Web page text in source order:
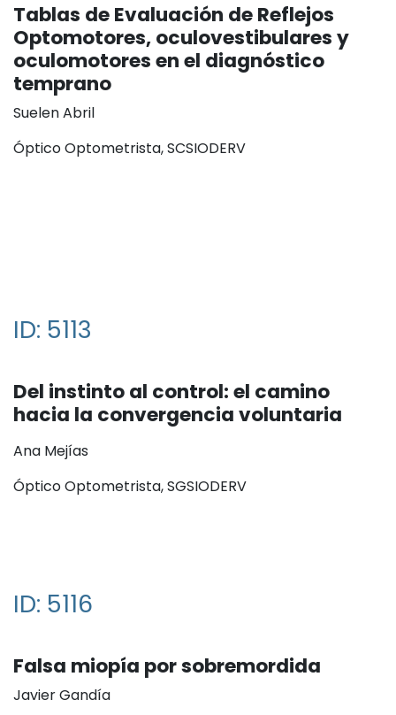
Tablas de Evaluación de Reflejos
Optomotores, oculovestibulares y
oculomotores en el diagnóstico
temprano
Suelen Abril
Óptico Optometrista, SCSIODERV
ID: 5113
Del instinto al control: el camino
hacia la convergencia voluntaria
Ana Mejías
Óptico Optometrista, SGSIODERV
ID: 5116
Falsa miopía por sobremordida
Javier Gandía